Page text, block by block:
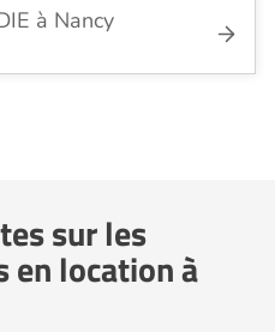
à Nancy
sur les
en location à